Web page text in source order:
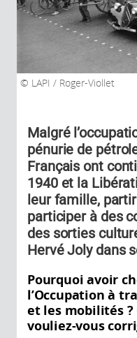
LAPI / Roger-Viollet
Malgré
pénurie de
Français ont
1940 et la
leur famille,
participer à des
des sorties
Hervé Joly dans
Pourquoi avoir
l’Occupation à
et les mobilités
vouliez-vous